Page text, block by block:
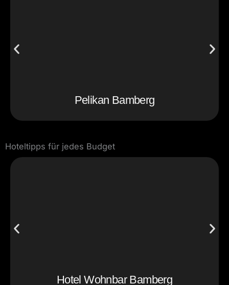
Pelikan Bamberg
Hoteltipps für jedes Budget
Hotel Wohnbar Bamberg